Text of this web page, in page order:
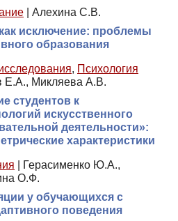
Алехина С.В.
исключение: проблемы
образования
, Психология
Е.А., Микляева А.В.
студентов к
искусственного
деятельности»:
характеристики
Герасименко Ю.А.,
О.Ф.
у обучающихся с
поведения